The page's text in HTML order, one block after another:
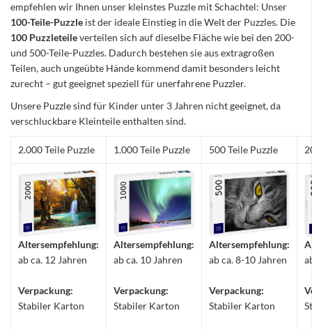
empfehlen wir Ihnen unser kleinstes Puzzle mit Schachtel: Unser
100-Teile-Puzzle ist der ideale Einstieg in die Welt der Puzzles. Die
100 Puzzleteileverteilen sich auf dieselbe Fläche wie bei den 200-
und 500-Teile-Puzzles. Dadurch bestehen sie aus extragroßen
Teilen, auch ungeübte Hände kommend damit besonders leicht
zurecht – gut geeignet speziell für unerfahrene Puzzler.
Unsere Puzzle sind für Kinder unter 3 Jahren nicht geeignet, da
verschluckbare Kleinteile enthalten sind.
2.000 Teile Puzzle 1.000 Teile Puzzle 500 Teile Puzzle
Altersempfehlung:
ab ca. 12 Jahren
Verpackung:
Stabiler Karton
Altersempfehlung:
ab ca. 10 Jahren
Verpackung:
Stabiler Karton
Altersempfehlung:
ab ca. 8-10 Jahren
Verpackung:
Stabiler Karton